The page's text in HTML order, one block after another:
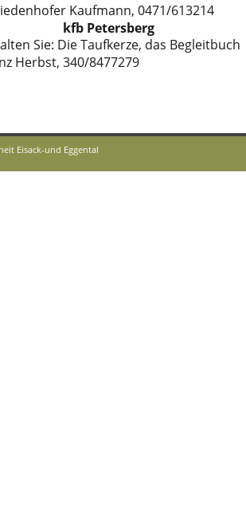
Eisack-und Eggental
Kaufmann, 0471/613214
kfb Petersberg
Sie: Die Taufkerze, das Begleitbuch
Herbst, 340/8477279